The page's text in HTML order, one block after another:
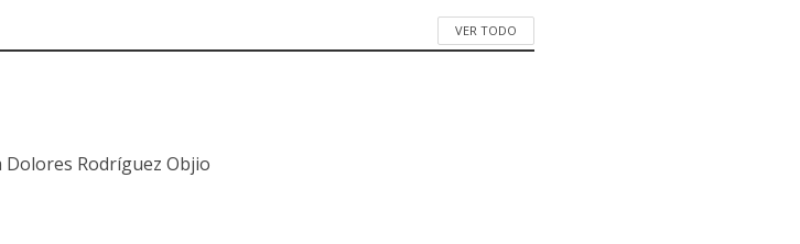
VER TODO
Dolores Rodríguez Objio